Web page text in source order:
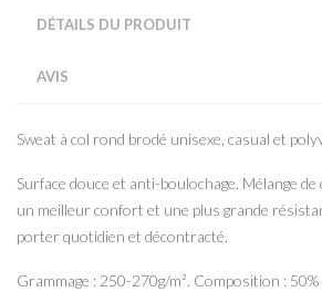
DÉTAILS DU PRODUIT
AVIS
Sweat à col rond brodé unisexe, casual et
Surface douce et anti-boulochage. Mélange
un meilleur confort et une plus grande
porter quotidien et décontracté.
Grammage : 250-270g/m². Composition :